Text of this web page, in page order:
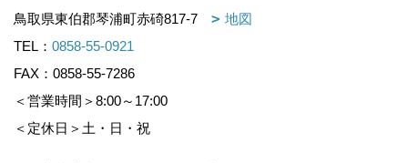
鳥取県東伯郡琴浦町赤碕817-7
地図
TEL： 0858-55-0921
FAX：0858-55-7286
＜営業時間＞8:00～17:00
＜定休日＞土・日・祝